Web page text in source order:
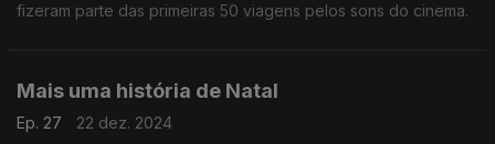
fizeram parte das primeiras 50 viagens pelos sons do cinema.
Mais uma história de Natal
Ep. 27
22 dez. 2024